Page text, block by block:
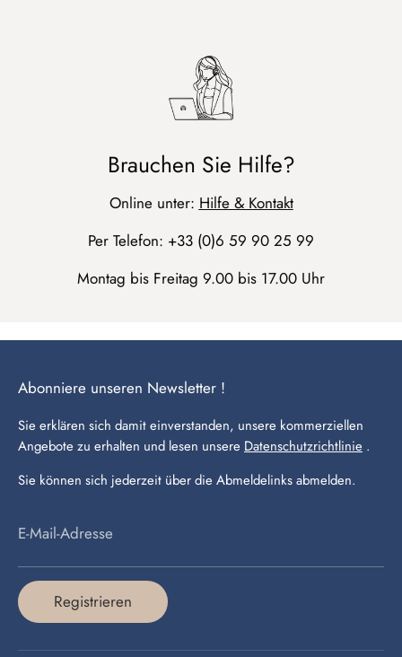
Brauchen Sie Hilfe?
Online unter: Hilfe & Kontakt
Per Telefon: +33 (0)6 59 90 25 99
Montag bis Freitag 9.00 bis 17.00 Uhr
Abonniere unseren Newsletter !
Sie erklären sich damit einverstanden, unsere kommerziellen
Angebote zu erhalten und lesen unsere Datenschutzrichtlinie .
Sie können sich jederzeit über die Abmeldelinks abmelden.
E-Mail-Adresse
Registrieren